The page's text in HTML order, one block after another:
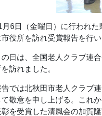
月6日（金曜日）に行われ
市役所を訪れ受賞報告を行い
の日は、全国老人クラブ連
を訪れました。
告では北秋田市老人クラブ
て敬意を申し上げる。これ
彰を受賞した清風会の加賀